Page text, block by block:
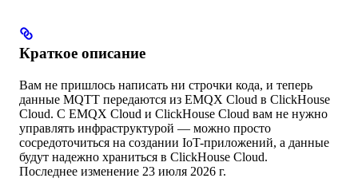
Краткое описание
Вам не пришлось написать ни строчки кода, и теперь
данные MQTT передаются из EMQX Cloud в ClickHouse
Cloud. С EMQX Cloud и ClickHouse Cloud вам не нужно
управлять инфраструктурой — можно просто
сосредоточиться на создании IoT-приложений, а данные
будут надежно храниться в ClickHouse Cloud.
Последнее изменение 23 июля 2026 г.